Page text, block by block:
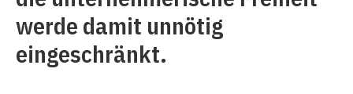
werde damit unnötig
eingeschränkt.